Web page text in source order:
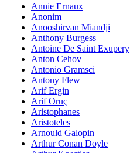
Annie Ernaux
Anonim
Anooshirvan Miandji
Anthony Burgess
Antoine De Saint Exupery
Anton Cehov
Antonio Gramsci
Antony Flew
Arif Ergin
Arif Oruç
Aristophanes
Aristoteles
Arnould Galopin
Arthur Conan Doyle